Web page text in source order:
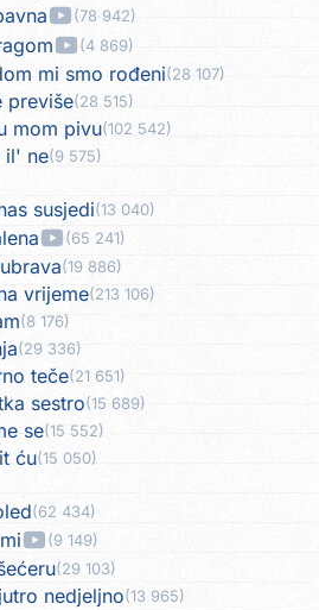
(78 942)
(4 869)
mi smo rođeni(28 107)
previše(28 515)
mom pivu(102 542)
il' ne(9 575)
susjedi(13 040)
(65 241)
(19 886)
vrijeme(213 106)
(8 176)
(29 336)
teče(21 651)
sestro(15 689)
se(15 552)
ću(15 050)
(62 434)
(9 149)
(29 103)
nedjeljno(13 965)